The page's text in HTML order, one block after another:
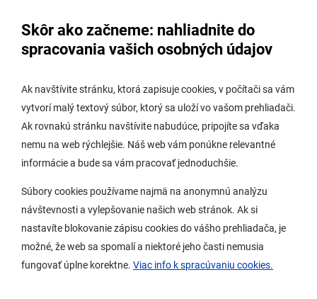
Skôr ako začneme: nahliadnite do
spracovania vašich osobných údajov
Ak navštívite stránku, ktorá zapisuje cookies, v počítači sa vám
vytvorí malý textový súbor, ktorý sa uloží vo vašom prehliadači.
Ak rovnakú stránku navštívite nabudúce, pripojíte sa vďaka
nemu na web rýchlejšie. Náš web vám ponúkne relevantné
informácie a bude sa vám pracovať jednoduchšie.
Súbory cookies používame najmä na anonymnú analýzu
návštevnosti a vylepšovanie našich web stránok. Ak si
nastavíte blokovanie zápisu cookies do vášho prehliadača, je
možné, že web sa spomalí a niektoré jeho časti nemusia
fungovať úplne korektne. Viac info k spracúvaniu cookies.
Úradná tabuľa stavebného úradu
Potrebujem vybaviť
Samospráva
O Lamači
Mobilná aplikácia